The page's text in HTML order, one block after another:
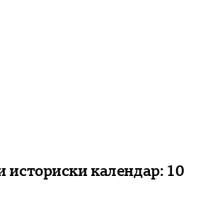
историски календар: 10